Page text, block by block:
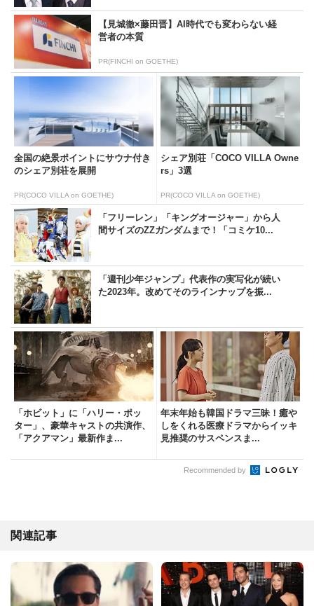
【見城徹×藤田晋】AI時代でも変わらない経
営者の本質
PR(FINCHI on GOETHE)
全国の絶景ポイントにサウナ付き
のシェア別荘を展開
PR(COCO VILLA on GOETHE)
シェア別荘「COCO VILLA Owne
rs」3選
PR(COCO VILLA on GOETHE)
「フリーレン」「キングオージャー」から人
間サイズのZZガンダムまで！「コミケ10...
「週刊少年ジャンプ」代表作の実写化が続い
た2023年。改めてそのラインナップを振...
「ホビット」に「ハリー・ポッ
ター」、豪華キャストの共演作、
「アクアマン」最新作ま...
年末年始も韓国ドラマ三昧！癒や
しをくれる医療ドラマからイッキ
見推奨のサスペンスま...
Recommended by
関連記事